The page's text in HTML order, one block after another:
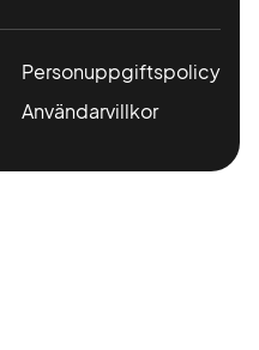
Personuppgiftspolicy
Användarvillkor